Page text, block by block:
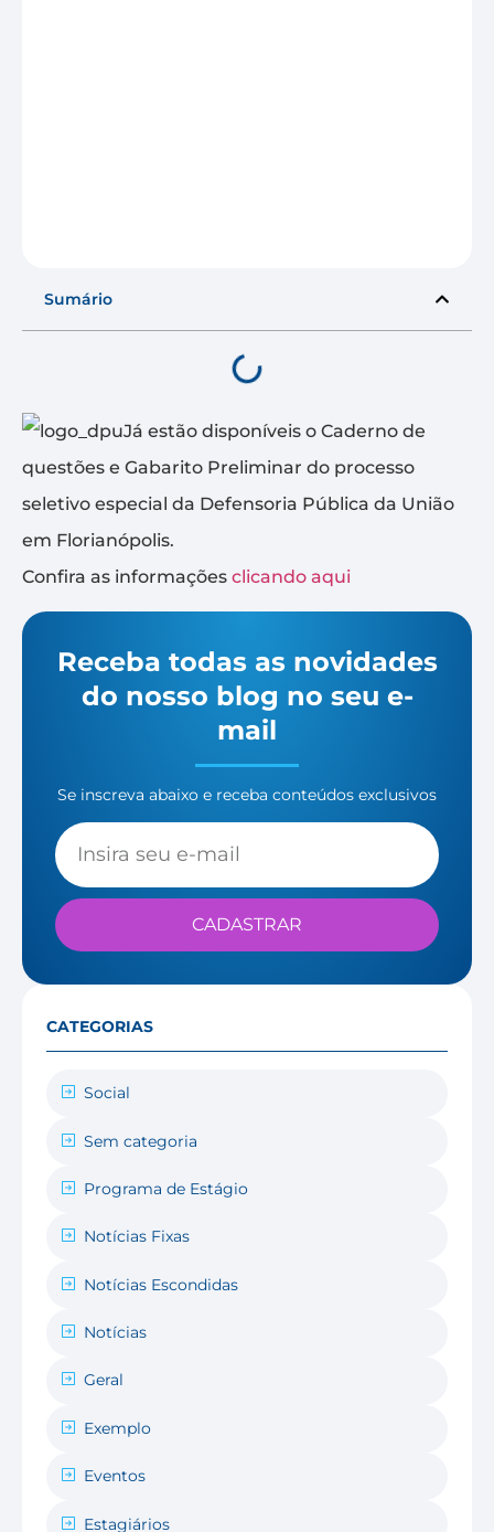
Sumário
Já estão disponíveis o Caderno de
questões e Gabarito Preliminar do processo
seletivo especial da Defensoria Pública da União
em Florianópolis.
Confira as informações clicando aqui
Receba todas as novidades
do nosso blog no seu e-
mail
Se inscreva abaixo e receba conteúdos exclusivos
CADASTRAR
CATEGORIAS
Social
Sem categoria
Programa de Estágio
Notícias Fixas
Notícias Escondidas
Notícias
Geral
Exemplo
Eventos
Estagiários